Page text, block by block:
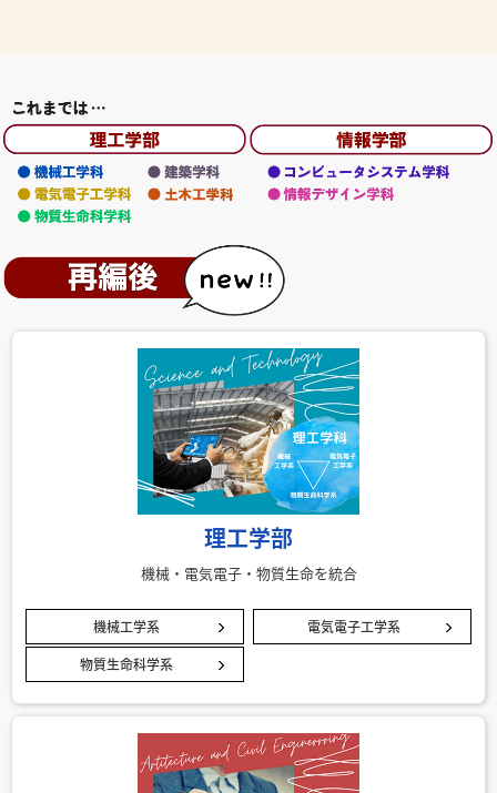
理工学部
機械・電気電子・物質生命を統合
機械工学系
電気電子工学系
物質生命科学系